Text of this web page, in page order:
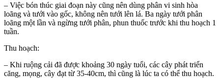
– Việc bón thúc giai đoạn này cũng nên dùng phân vi sinh hòa
loãng và tưới vào gốc, không nên tưới lên lá. Ba ngày tưới phân
loãng một lần và ngừng tưới phân, phun thuốc trước khi thu hoạch 1
tuần.
Thu hoạch:
– Khi ruộng cải đã được khoảng 30 ngày tuổi, các cây phát triển
căng, mọng, cây đạt từ 35-40cm, thì cũng là lúc ta có thể thu hoạch.